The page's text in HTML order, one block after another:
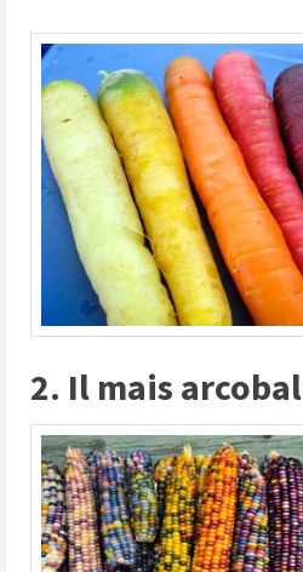
2. Il mais